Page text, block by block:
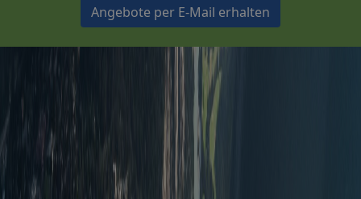
Angebote per E-Mail erhalten